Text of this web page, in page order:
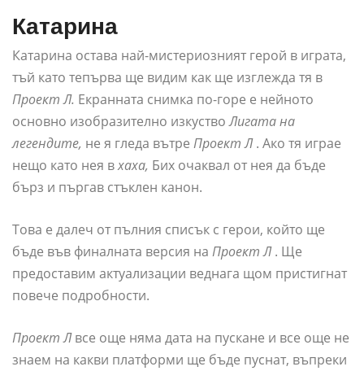
Катарина
Катарина остава най-мистериозният герой в играта,
тъй като тепърва ще видим как ще изглежда тя в
Проект Л. Екранната снимка по-горе е нейното
основно изобразително изкуствоЛигата на
легендите, не я гледа вътре Проект Л. Ако тя играе
нещо като нея вхаха, Бих очаквал от нея да бъде
бърз и пъргав стъклен канон.
Това е далеч от пълния списък с герои, който ще
бъде във финалната версия на Проект Л. Ще
предоставим актуализации веднага щом пристигнат
повече подробности.
Проект Лвсе още няма дата на пускане и все още не
знаем на какви платформи ще бъде пуснат, въпреки